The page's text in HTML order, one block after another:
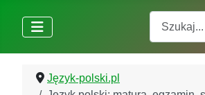
Język-polski.pl